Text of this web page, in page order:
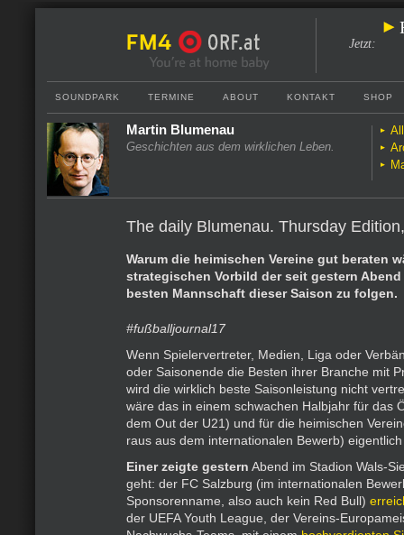
Jetzt:
SOUNDPARK TERMINE ABOUT KONTAKT SHOP
Martin Blumenau
Geschichten aus dem wirklichen Leben.
The daily Blumenau. Thursday
Warum die heimischen Vereine gut beraten
strategischen Vorbild der seit gestern
besten Mannschaft dieser Saison zu folgen.
#fußballjournal17
Wenn Spielervertreter, Medien, Liga oder
oder Saisonende die Besten ihrer Branche mit
wird die wirklich beste Saisonleistung nicht
wäre das in einem schwachen Halbjahr für das
dem Out der U21) und für die heimischen
raus aus dem internationalen Bewerb)
Einer zeigte gestern Abend im Stadion Wals-
geht: der FC Salzburg (im internationalen
Sponsorenname, also auch kein Red Bull)
der UEFA Youth League, der Vereins-